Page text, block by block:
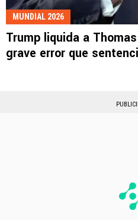
MUNDIAL 2026
Trump liquida a
grave error que